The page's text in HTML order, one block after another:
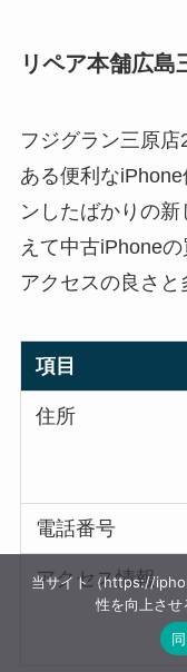
リペア本舗広島
フジグラン三原
ある便利な
ンしたばかりの
えて中古iPhone
アクセスの良さと
項目
住所
電話番号
アクセス情報
当サイト（https://
性を向上さ